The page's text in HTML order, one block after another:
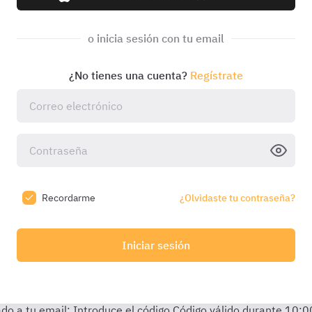
o inicia sesión con tu email
¿No tienes una cuenta? Regístrate
Recordarme ¿Olvidaste tu contraseña?
Iniciar sesión